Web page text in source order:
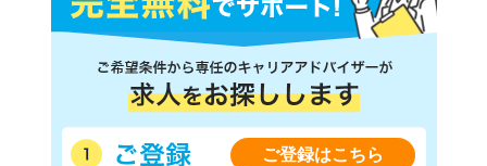
ご登録はこちら